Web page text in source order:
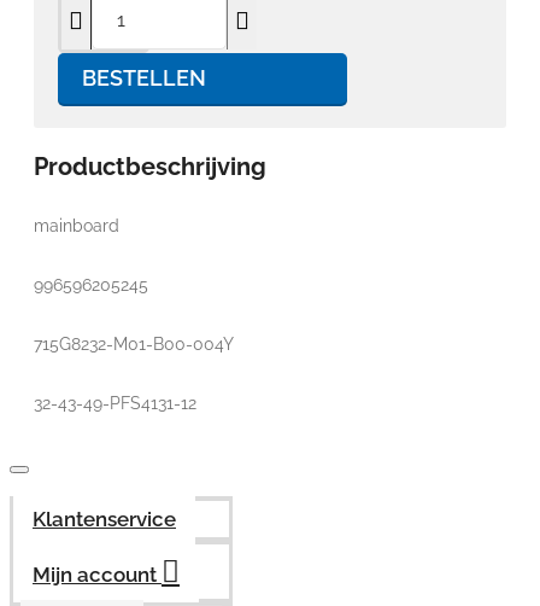
BESTELLEN
Productbeschrijving
mainboard
996596205245
715G8232-M01-B00-004Y
32-43-49-PFS4131-12
Klantenservice
Mijn account